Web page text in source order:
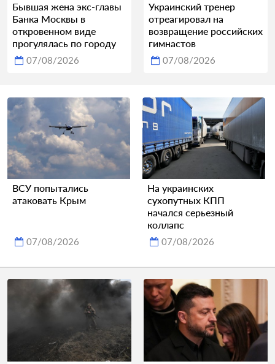
Бывшая жена экс-главы
Банка Москвы в
откровенном виде
прогулялась по городу
07/08/2026
Украинский тренер
отреагировал на
возвращение российских
гимнастов
07/08/2026
ВСУ попытались
атаковать Крым
07/08/2026
На украинских
сухопутных КПП
начался серьезный
коллапс
07/08/2026